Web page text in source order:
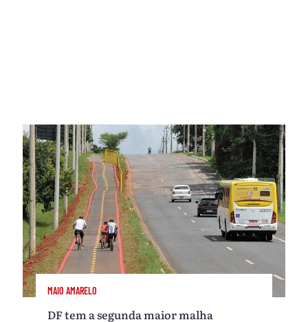
MAIO AMARELO
DF tem a segunda maior malha